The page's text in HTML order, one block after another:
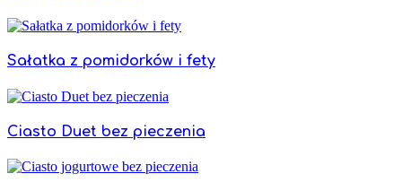
Sałatka z pomidorków i fety
Ciasto Duet bez pieczenia